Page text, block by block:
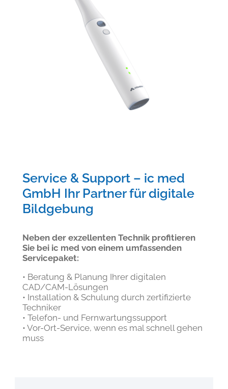
Service & Support – ic med
GmbH​ Ihr Partner für digitale
Bildgebung
Neben der exzellenten Technik profitieren
Sie bei ic med von einem umfassenden
Servicepaket:
• Beratung & Planung Ihrer digitalen
CAD/CAM-Lösungen
• Installation & Schulung durch zertifizierte
Techniker
• Telefon- und Fernwartungssupport
• Vor-Ort-Service, wenn es mal schnell gehen
muss